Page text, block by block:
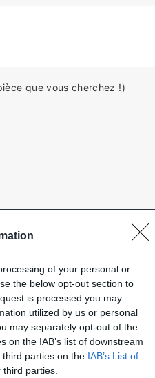
of your personal or
the below opt-out section to
is processed you may
utilized by us or personal
may separately opt-out of the
on the IAB’s list of downstream
parties on the IAB’s List of
parties.
que vous cherchez !)